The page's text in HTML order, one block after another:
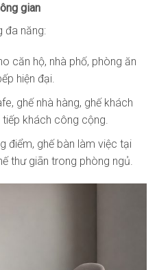
gian
đa năng:
căn hộ, nhà phố, phòng ăn
hiện đại.
ghế nhà hàng, ghế khách
khách công cộng.
điểm, ghế bàn làm việc tại
thư giãn trong phòng ngủ.